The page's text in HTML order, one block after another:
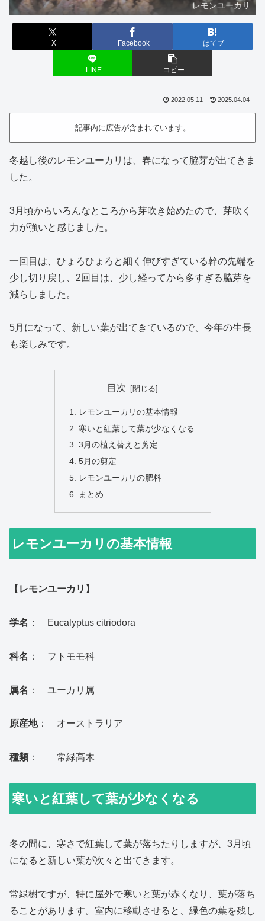
レモンユーカリ
X Facebook はてブ
LINE コピー
2022.05.11 2025.04.04
記事内に広告が含まれています。
冬越し後のレモンユーカリは、春になって脇芽が出てきま
した。
3月頃からいろんなところから芽吹き始めたので、芽吹く
力が強いと感じました。
一回目は、ひょろひょろと細く伸びすぎている幹の先端を
少し切り戻し、2回目は、少し経ってから多すぎる脇芽を
減らしました。
5月になって、新しい葉が出てきているので、今年の生長
も楽しみです。
目次
レモンユーカリの基本情報
寒いと紅葉して葉が少なくなる
3月の植え替えと剪定
5月の剪定
レモンユーカリの肥料
まとめ
レモンユーカリの基本情報
【 レモンユーカリ 】
学名 ： Eucalyptus citriodora
科名 ： フトモモ科
属名 ： ユーカリ属
原産地： オーストラリア
種類 ： 常緑高木
寒いと紅葉して葉が少なくなる
冬の間に、寒さで紅葉して葉が落ちたりしますが、3月頃
になると新しい葉が次々と出てきます。
常緑樹ですが、特に屋外で寒いと葉が赤くなり、葉が落ち
ることがあります。室内に移動させると、緑色の葉を残し